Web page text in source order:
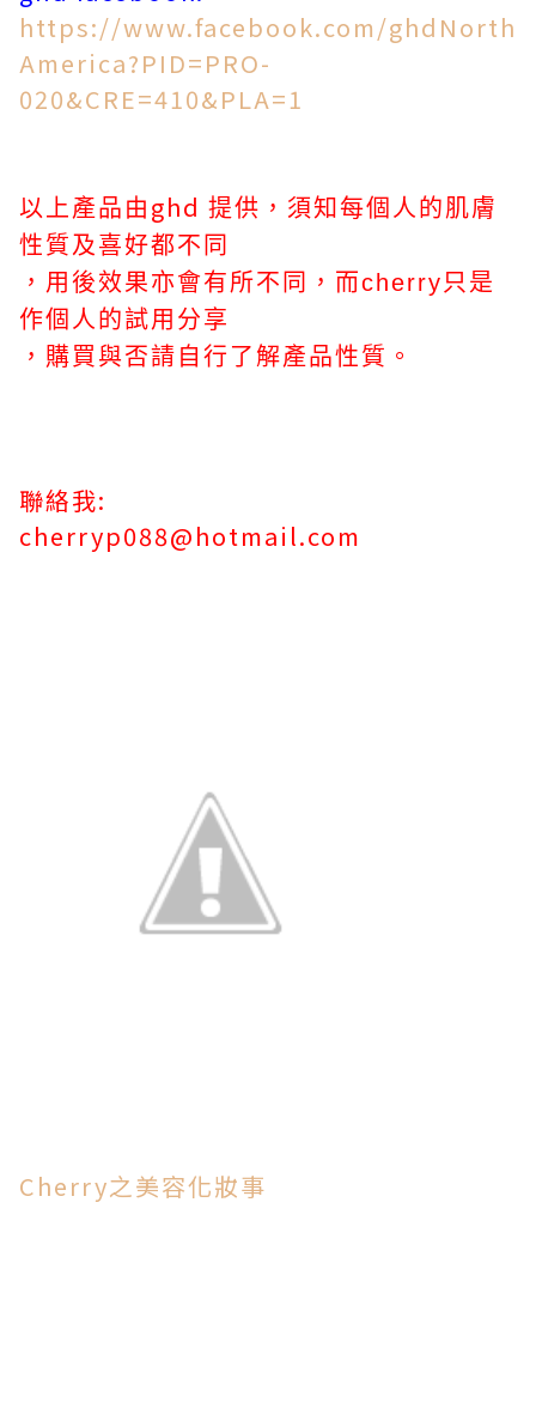
https://www.facebook.com/ghdNorth
America?PID=PRO-
020&CRE=410&PLA=1
以上產品由 ghd 提供，須知每個人 的肌膚
性質及 喜好都不 同
， 用 後效果亦會有所不 同，而cherry 只 是
作個人 的試用 分享
，購買 與否請 自 行了解產品性質。
聯絡我:
cherryp088@hotmail.com
Cherry之美容化妝事